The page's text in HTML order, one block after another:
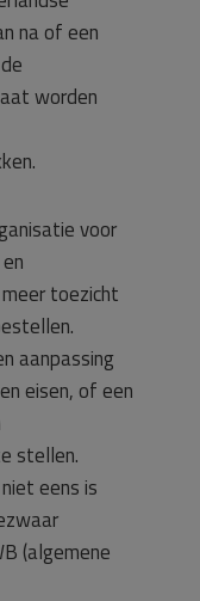
na of een
worden
voor
toezicht
aanpassing
eisen, of een
stellen.
eens is
(algemene